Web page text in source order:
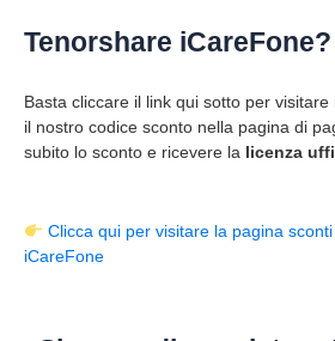
Tenorshare iCareFone?
Basta cliccare il link qui sotto per
il nostro codice sconto nella pagina di
subito lo sconto e ricevere la licenza
Clicca qui per visitare la pagina
iCareFone